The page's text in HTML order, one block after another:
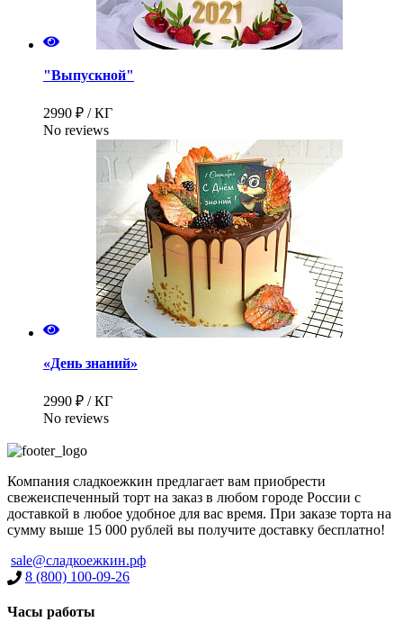
"Выпускной"
2990 ₽ / КГ
No reviews
«День знаний»
2990 ₽ / КГ
No reviews
Компания сладкоежкин предлагает вам приобрести
свежеиспеченный торт на заказ в любом городе России с
доставкой в любое удобное для вас время. При заказе торта на
сумму выше 15 000 рублей вы получите доставку бесплатно!
sale@сладкоежкин.рф
8 (800) 100-09-26
Часы работы